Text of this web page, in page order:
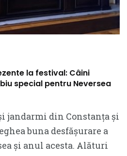
la festival: Câini
special pentru Neversea
jandarmi din Constanța și
buna desfășurare a
și anul acesta. Alături